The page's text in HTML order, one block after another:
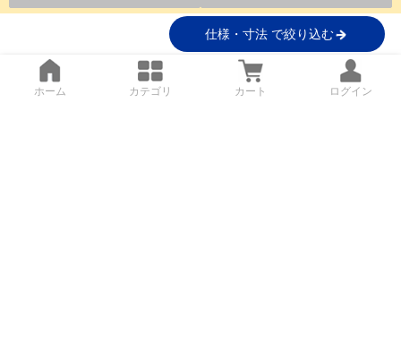
仕様・寸法 で絞り込む
ホーム カテゴリ カート ログイン